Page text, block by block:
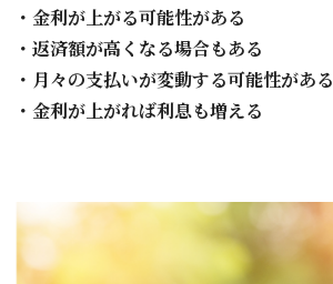
・金利が上がる可能性がある
・返済額が高くなる場合もある
・月々の支払いが変動する可能性がある
・金利が上がれば利息も増える